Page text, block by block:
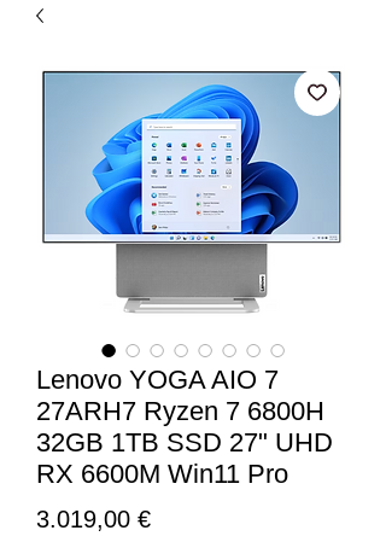
Lenovo YOGA AIO 7
27ARH7 Ryzen 7 6800H
32GB 1TB SSD 27" UHD
RX 6600M Win11 Pro
3.019,00 €Τιμή